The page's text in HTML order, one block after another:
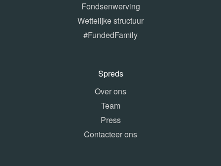
Fondsenwerving
Wettelijke structuur
#FundedFamily
Spreds
Over ons
Team
Press
Contacteer ons